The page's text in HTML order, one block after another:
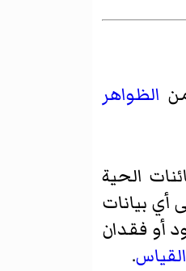
الظواهر
الحية
أي بيانات
أو فقدان
القياس.